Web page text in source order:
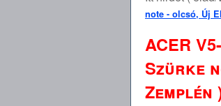
note - olcsó, Új
ACER
Szürke
Zemplén